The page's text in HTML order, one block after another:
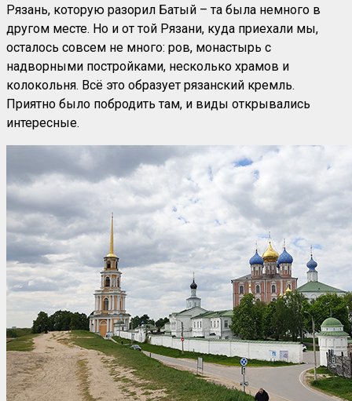
Рязань, которую разорил Батый – та была немного в
другом месте. Но и от той Рязани, куда приехали мы,
осталось совсем не много: ров, монастырь с
надворными постройками, несколько храмов и
колокольня. Всё это образует рязанский кремль.
Приятно было побродить там, и виды открывались
интересные.